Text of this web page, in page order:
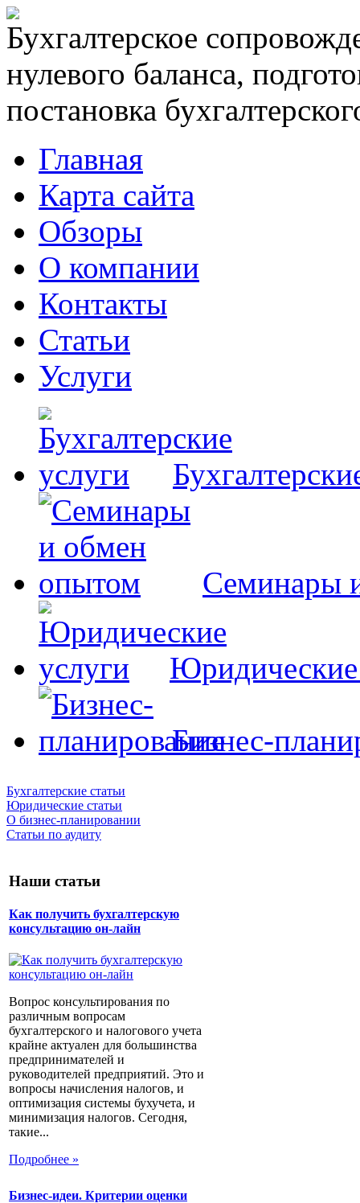
Бухгалтерское
нулевого баланса,
постановка
Главная
Карта сайта
Обзоры
О компании
Контакты
Статьи
Услуги
Семинары
Юридические
Бизнес-
Бухгалтерские статьи
Юридические статьи
О бизнес-планировании
Статьи по аудиту
Наши статьи
Как получить бухгалтерскую
консультацию он-лайн
Вопрос консультирования по
различным вопросам
бухгалтерского и налогового учета
крайне актуален для большинства
предпринимателей и
руководителей предприятий. Это и
вопросы начисления налогов, и
оптимизация системы бухучета, и
минимизация налогов. Сегодня,
такие...
Подробнее »
Бизнес-идеи. Критерии оценки